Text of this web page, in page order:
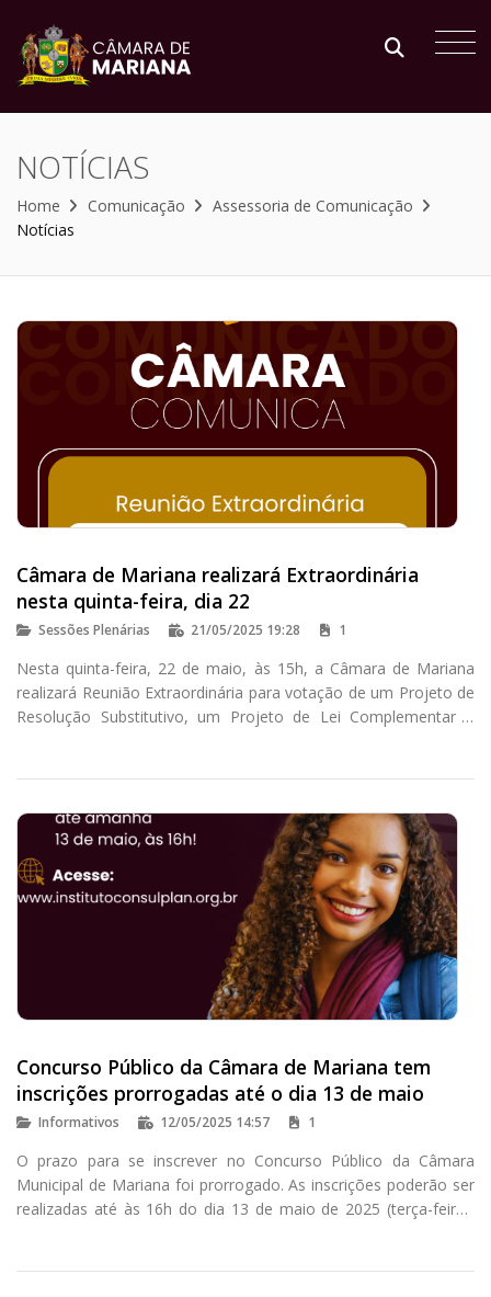
NOTÍCIAS
Home Comunicação
Assessoria de Comunicação
Notícias
Câmara de Mariana realizará Extraordinária
nesta quinta-feira, dia 22
Sessões Plenárias 21/05/2025 19:28 1
Nesta quinta-feira, 22 de maio, às 15h, a Câmara de Mariana
realizará Reunião Extraordinária para votação de um Projeto de
Resolução Substitutivo, um Projeto de Lei Complementar e
Concurso Público da Câmara de Mariana tem
inscrições prorrogadas até o dia 13 de maio
Informativos 12/05/2025 14:57 1
O prazo para se inscrever no Concurso Público da Câmara
Municipal de Mariana foi prorrogado. As inscrições poderão ser
realizadas até às 16h do dia 13 de maio de 2025 (terça-feira),